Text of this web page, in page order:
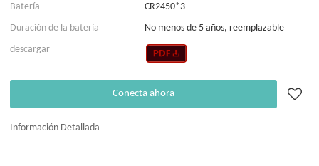
Batería
CR2450*3
Duración de la batería
No menos de 5 años, reemplazable
descargar
Conecta ahora
Información Detallada